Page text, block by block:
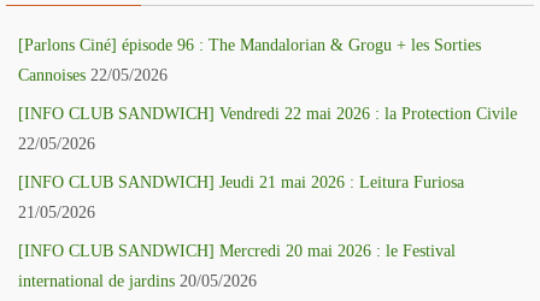
[Parlons Ciné] épisode 96 : The Mandalorian & Grogu + les Sorties
Cannoises 22/05/2026
[INFO CLUB SANDWICH] Vendredi 22 mai 2026 : la Protection Civile
22/05/2026
[INFO CLUB SANDWICH] Jeudi 21 mai 2026 : Leitura Furiosa
21/05/2026
[INFO CLUB SANDWICH] Mercredi 20 mai 2026 : le Festival
international de jardins 20/05/2026